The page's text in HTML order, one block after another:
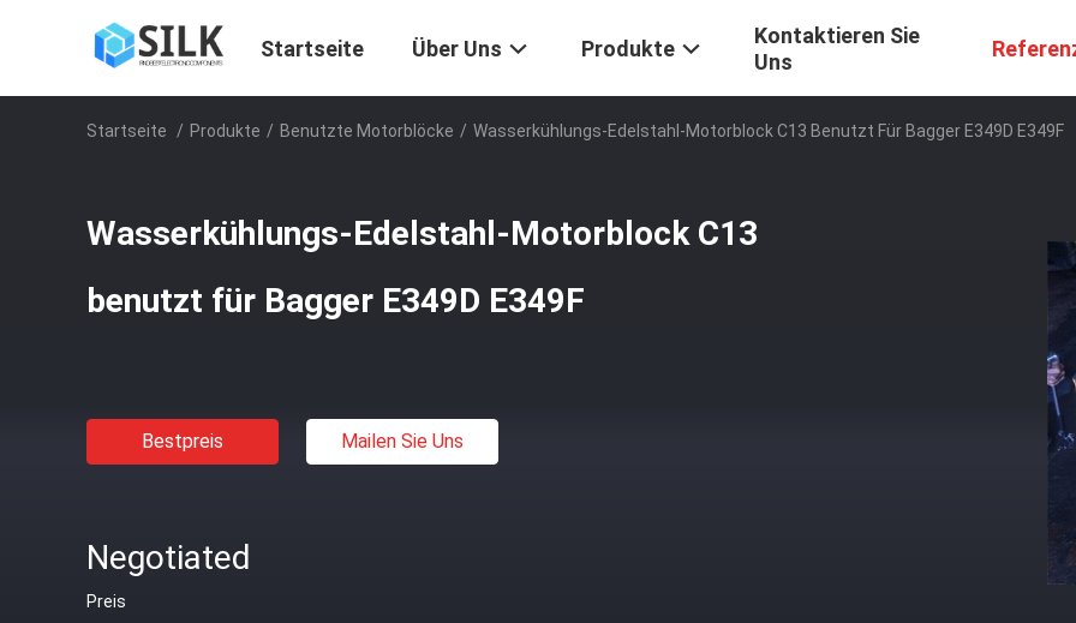
Startseite Über Uns Produkte
Kontaktieren Sie
Uns
Startseite / Produkte / Benutzte Motorblöcke / Wasserkühlungs-Edelstahl-Motorblock C13 Benutzt Für Bagger E349D E349F
Wasserkühlungs-Edelstahl-Motorblock C13
benutzt für Bagger E349D E349F
Bestpreis Mailen Sie Uns
Negotiated
Preis